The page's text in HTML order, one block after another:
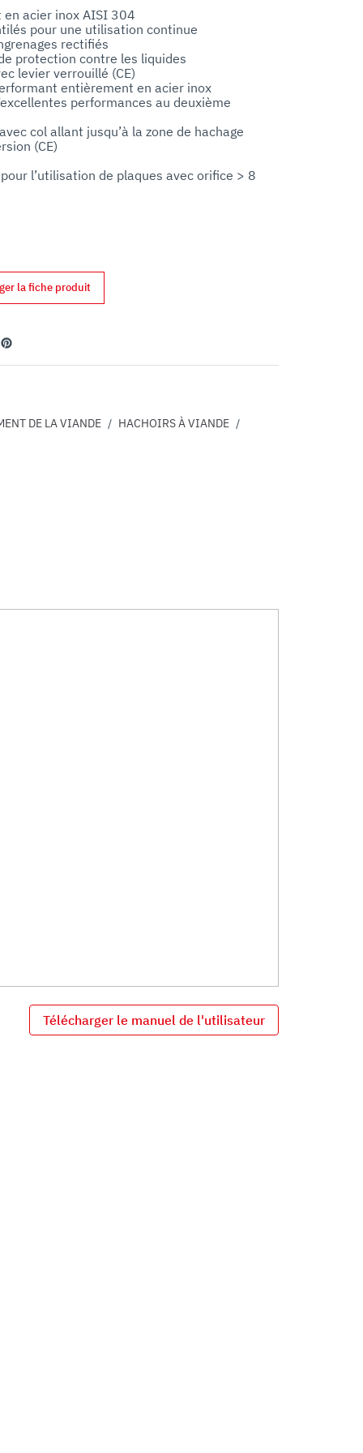
acier inox AISI 304
pour une utilisation continue
rectifiés
protection contre les liquides
levier verrouillé (CE)
entièrement en acier inox
performances au deuxième
col allant jusqu’à la zone de hachage
(CE)
l’utilisation de plaques avec orifice > 8
la fiche produit
Pinterest
DE LA VIANDE / HACHOIRS À VIANDE /
Télécharger le manuel de l'utilisateur